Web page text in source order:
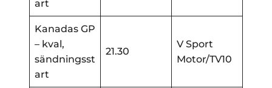
art
Kanadas GP
– kval,
sändningsst
art
21.30
V Sport
Motor/TV10